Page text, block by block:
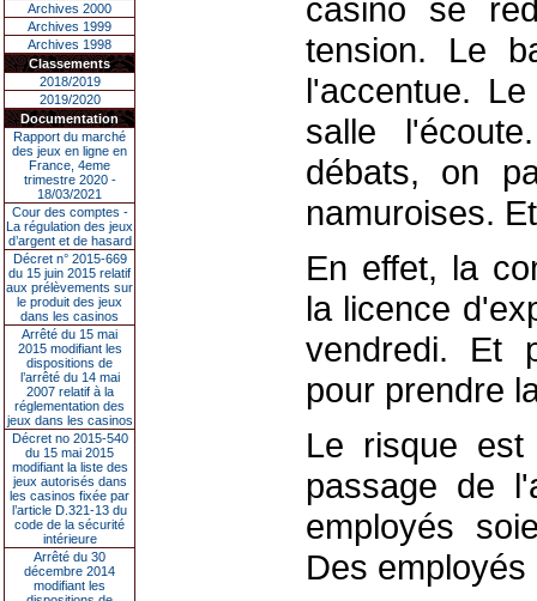
Archives 2000
Archives 1999
Archives 1998
Classements
2018/2019
2019/2020
Documentation
Rapport du marché
des jeux en ligne en
France, 4eme
trimestre 2020 -
18/03/2021
Cour des comptes -
La régulation des jeux
d’argent et de hasard
Décret n° 2015-669
du 15 juin 2015 relatif
aux prélèvements sur
le produit des jeux
dans les casinos
Arrêté du 15 mai
2015 modifiant les
dispositions de
l’arrêté du 14 mai
2007 relatif à la
réglementation des
jeux dans les casinos
Décret no 2015-540
du 15 mai 2015
modifiant la liste des
jeux autorisés dans
les casinos fixée par
l’article D.321-13 du
code de la sécurité
intérieure
Arrêté du 30
décembre 2014
modifiant les
casino se
tension. Le
l'accentue.
salle
débats, on
namuroises.
En effet, la
la licence
vendredi. Et
pour prendre
Le risque
passage de
employés
Des